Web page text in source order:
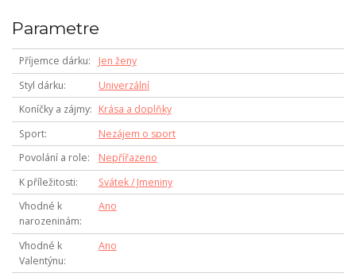
Parametre
Příjemce dárku
Jen ženy
Styl dárku
Univerzální
Koníčky a zájmy
Krása a doplňky
Sport
Nezájem o sport
Povolání a role
Nepřířazeno
K příležitosti
Svátek / Jmeniny
Vhodné k
narozeninám
Ano
Vhodné k
Valentýnu
Ano